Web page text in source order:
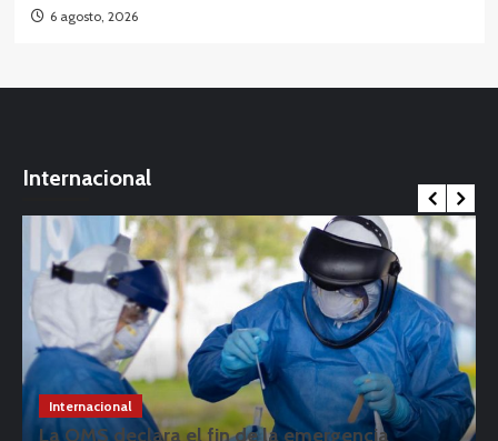
6 agosto, 2026
Internacional
Internacional
La OMS declara el fin de la emergencia